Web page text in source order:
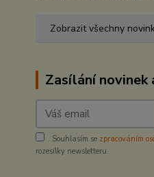
Zobrazit všechny
Zasílání novinek
Souhlasím se zpracováním
rozesílky newsletteru.